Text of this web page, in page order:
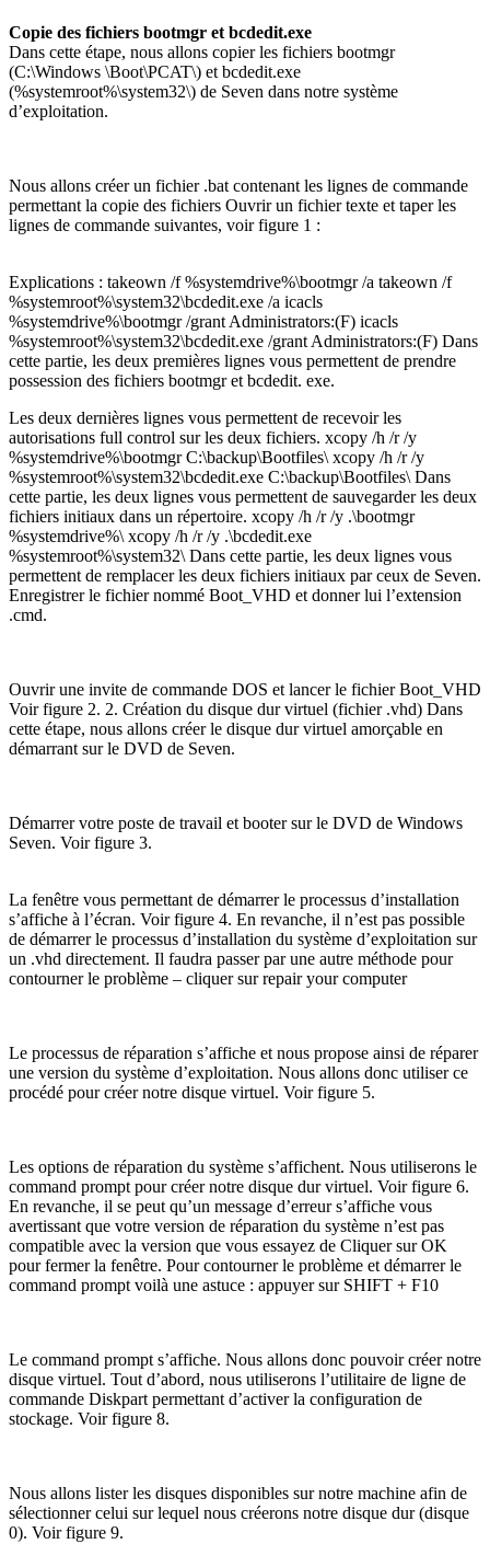
Copie des fichiers bootmgr et bcdedit.exe
Dans cette étape, nous allons copier les fichiers bootmgr
(C:\Windows \Boot\PCAT\) et bcdedit.exe
(%systemroot%\system32\) de Seven dans notre système
d’exploitation.
Nous allons créer un fichier .bat contenant les lignes de commande
permettant la copie des fichiers Ouvrir un fichier texte et taper les
lignes de commande suivantes, voir figure 1 :
Explications : takeown /f %systemdrive%\bootmgr /a takeown /f
%systemroot%\system32\bcdedit.exe /a icacls
%systemdrive%\bootmgr /grant Administrators:(F) icacls
%systemroot%\system32\bcdedit.exe /grant Administrators:(F) Dans
cette partie, les deux premières lignes vous permettent de prendre
possession des fichiers bootmgr et bcdedit. exe.
Les deux dernières lignes vous permettent de recevoir les
autorisations full control sur les deux fichiers. xcopy /h /r /y
%systemdrive%\bootmgr C:\backup\Bootfiles\ xcopy /h /r /y
%systemroot%\system32\bcdedit.exe C:\backup\Bootfiles\ Dans
cette partie, les deux lignes vous permettent de sauvegarder les deux
fichiers initiaux dans un répertoire. xcopy /h /r /y .\bootmgr
%systemdrive%\ xcopy /h /r /y .\bcdedit.exe
%systemroot%\system32\ Dans cette partie, les deux lignes vous
permettent de remplacer les deux fichiers initiaux par ceux de Seven.
Enregistrer le fichier nommé Boot_VHD et donner lui l’extension
.cmd.
Ouvrir une invite de commande DOS et lancer le fichier Boot_VHD
Voir figure 2. 2. Création du disque dur virtuel (fichier .vhd) Dans
cette étape, nous allons créer le disque dur virtuel amorçable en
démarrant sur le DVD de Seven.
Démarrer votre poste de travail et booter sur le DVD de Windows
Seven. Voir figure 3.
La fenêtre vous permettant de démarrer le processus d’installation
s’affiche à l’écran. Voir figure 4. En revanche, il n’est pas possible
de démarrer le processus d’installation du système d’exploitation sur
un .vhd directement. Il faudra passer par une autre méthode pour
contourner le problème – cliquer sur repair your computer
Le processus de réparation s’affiche et nous propose ainsi de réparer
une version du système d’exploitation. Nous allons donc utiliser ce
procédé pour créer notre disque virtuel. Voir figure 5.
Les options de réparation du système s’affichent. Nous utiliserons le
command prompt pour créer notre disque dur virtuel. Voir figure 6.
En revanche, il se peut qu’un message d’erreur s’affiche vous
avertissant que votre version de réparation du système n’est pas
compatible avec la version que vous essayez de Cliquer sur OK
pour fermer la fenêtre. Pour contourner le problème et démarrer le
command prompt voilà une astuce : appuyer sur SHIFT + F10
Le command prompt s’affiche. Nous allons donc pouvoir créer notre
disque virtuel. Tout d’abord, nous utiliserons l’utilitaire de ligne de
commande Diskpart permettant d’activer la configuration de
stockage. Voir figure 8.
Nous allons lister les disques disponibles sur notre machine afin de
sélectionner celui sur lequel nous créerons notre disque dur (disque
0). Voir figure 9.